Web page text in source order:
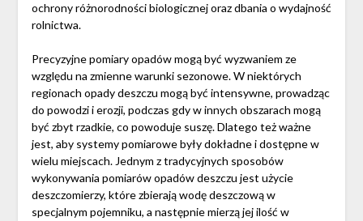
ochrony różnorodności biologicznej oraz dbania o wydajność
rolnictwa.
Precyzyjne pomiary opadów mogą być wyzwaniem ze
względu na zmienne warunki sezonowe. W niektórych
regionach opady deszczu mogą być intensywne, prowadząc
do powodzi i erozji, podczas gdy w innych obszarach mogą
być zbyt rzadkie, co powoduje suszę. Dlatego też ważne
jest, aby systemy pomiarowe były dokładne i dostępne w
wielu miejscach. Jednym z tradycyjnych sposobów
wykonywania pomiarów opadów deszczu jest użycie
deszczomierzy, które zbierają wodę deszczową w
specjalnym pojemniku, a następnie mierzą jej ilość w